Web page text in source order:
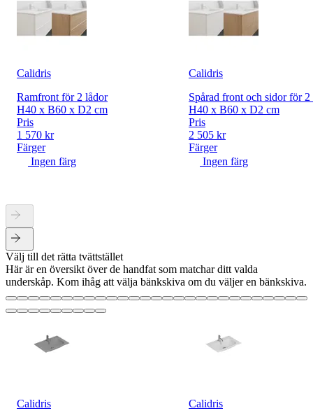
Calidris
Ramfront för 2 lådor
H40 x B60 x D2 cm
Pris
1 570 kr
Färger
Ingen färg
Calidris
Spårad front och sidor för 2
H40 x B60 x D2 cm
Pris
2 505 kr
Färger
Ingen färg
Välj till det rätta tvättstället
Här är en översikt över de handfat som matchar ditt valda
underskåp. Kom ihåg att välja bänkskiva om du väljer en bänkskiva.
Calidris Calidris